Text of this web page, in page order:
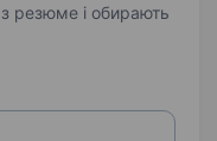
резюме і обирають